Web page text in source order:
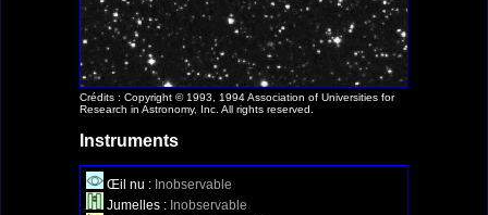
Crédits : Copyright © 1993, 1994 Association of Universities for
Research in Astronomy, Inc. All rights reserved.
Instruments
Œil nu : Inobservable
Jumelles : Inobservable